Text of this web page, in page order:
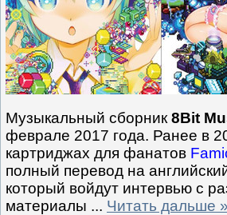
Музыкальный сборник 8Bit
феврале 2017 года. Ранее в
картриджах для фанатов
полный перевод на
который войдут интервью с
материалы ... Читать дальше »